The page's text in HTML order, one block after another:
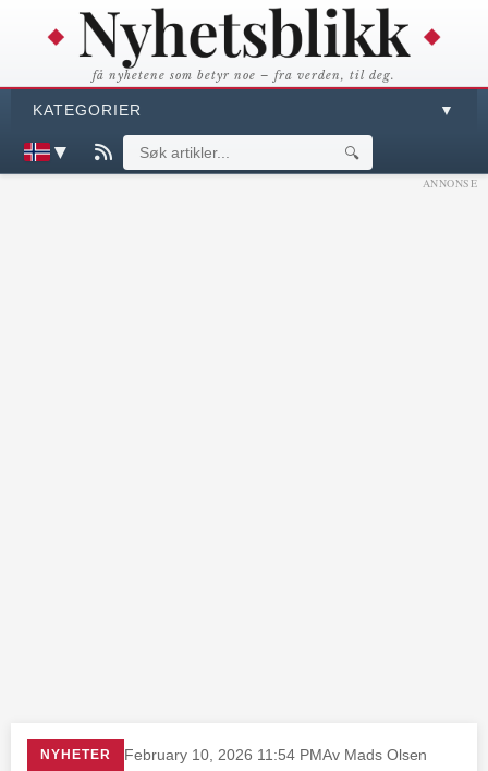
få nyhetene som betyr noe – fra verden, til deg.
KATEGORIER ▼
▼ 🔍
ANNONSE
NYHETER February 10, 2026 11:54 PMAv Mads Olsen